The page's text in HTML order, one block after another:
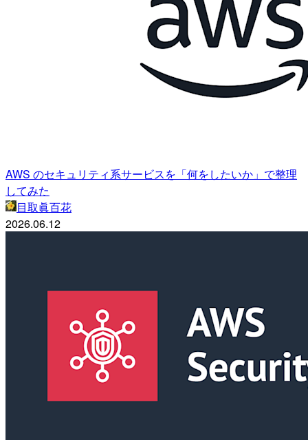
AWS のセキュリティ系サービスを「何をしたいか」で整理
してみた
目取眞百花
2026.06.12